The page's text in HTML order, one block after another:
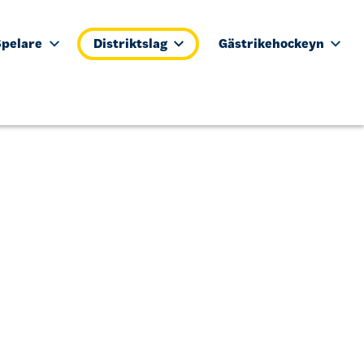
Distriktslag Gästrikehockeyn